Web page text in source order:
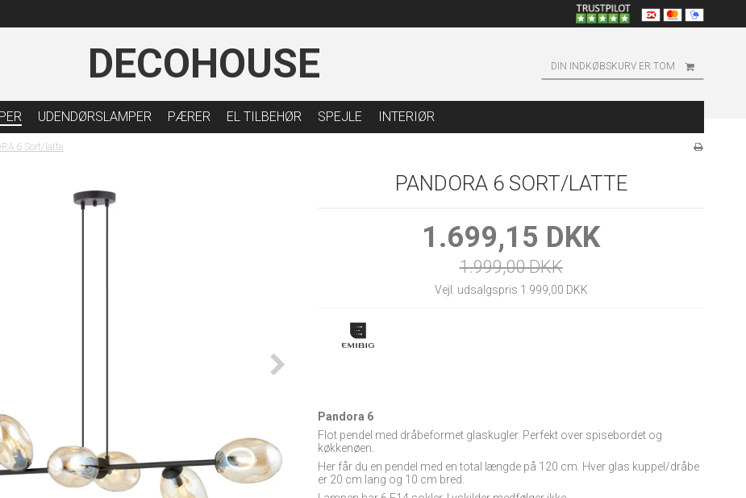
DECOHOUSE DIN INDKØBSKURV ER TOM
UDENDØRSLAMPER PÆRER EL TILBEHØR SPEJLE INTERIØR
6 Sort/latte
PANDORA 6 SORT/LATTE
1.699,15 DKK
1.999,00 DKK
Vejl. udsalgspris 1.999,00 DKK
Pandora 6
Flot pendel med dråbeformet glaskugler. Perfekt over spisebordet og
køkkenøen.
Her får du en pendel med en total længde på 120 cm. Hver glas kuppel/dråbe
er 20 cm lang og 10 cm bred.